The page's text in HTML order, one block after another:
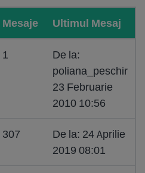
Mesaje Ultimul Mesaj
1
De la:
poliana_peschir
23 Februarie
2010 10:56
307
De la: 24 Aprilie
2019 08:01